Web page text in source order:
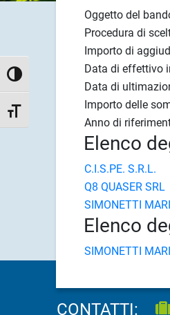
Attiva/disattiva alto contrasto
Attiva/disattiva dimensione testo
Oggetto del
Procedura di
Importo di
Data di effettivo
Data di
Importo delle
Anno di
Elenco
C.I.S.PE. S.R.L.
Q8 QUASER SRL
SIMONETTI
Elenco
SIMONETTI
CONTATTI: